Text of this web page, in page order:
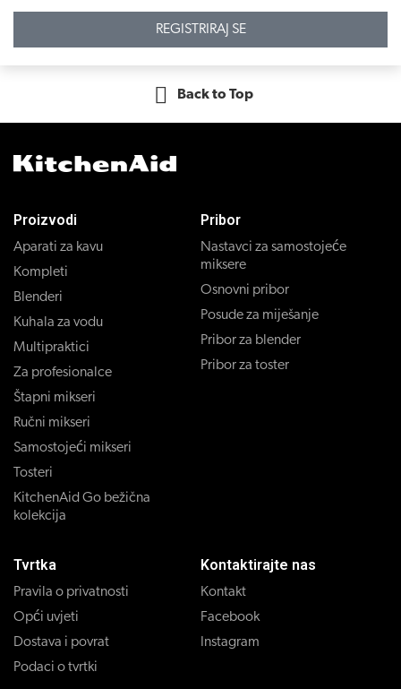
REGISTRIRAJ SE
Back to Top
Proizvodi
Aparati za kavu
Kompleti
Blenderi
Kuhala za vodu
Multipraktici
Za profesionalce
Štapni mikseri
Ručni mikseri
Samostojeći mikseri
Tosteri
KitchenAid Go bežična
kolekcija
Pribor
Nastavci za samostojeće
miksere
Osnovni pribor
Posude za miješanje
Pribor za blender
Pribor za toster
Tvrtka
Pravila o privatnosti
Opći uvjeti
Dostava i povrat
Podaci o tvrtki
Kontaktirajte nas
Kontakt
Facebook
Instagram